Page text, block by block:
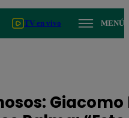
TV en vivo MENÚ
Giacomo